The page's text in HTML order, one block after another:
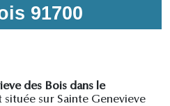
91700
des Bois dans le
sur Sainte Genevieve